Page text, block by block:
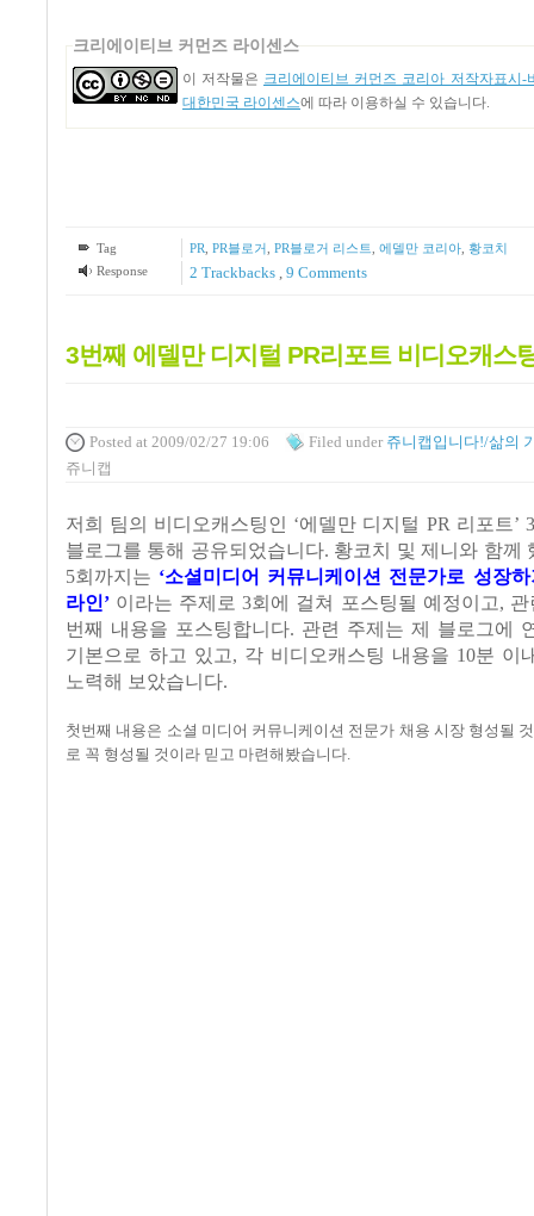
크리에이티브 커먼즈 라이센스
이 저작물은 크리에이티브 커먼즈 코리아 저작자표시-
대한민국 라이센스에 따라 이용하실 수 있습니다.
Tag PR PR블로거 PR블로거 리스트 에델만 코리아, 황코치
Response
2 Trackbacks 9 Comments
3번째 에델만 디지털 PR리포트 비디오캐스
Posted at 2009/02/27 19:06 Filed under 쥬니캡입니다!/삶의
쥬니캡
저희 팀의 비디오캐스팅인 ‘에델만 디지털 PR 리포트’ 3
블로그를 통해 공유되었습니다. 황코치 및 제니와 함께
5회까지는 ‘소셜미디어 커뮤니케이션 전문가로 성장
라인’ 이라는 주제로 3회에 걸쳐 포스팅될 예정이고,
번째 내용을 포스팅합니다. 관련 주제는 제 블로그에
기본으로 하고 있고, 각 비디오캐스팅 내용을 10분 이
노력해 보았습니다.
첫번째 내용은 소셜 미디어 커뮤니케이션 전문가 채용 시장 형성될
로 꼭 형성될 것이라 믿고 마련해봤습니다.